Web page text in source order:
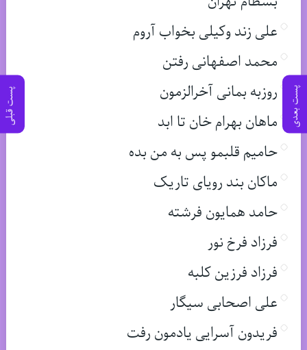
پست بعدی پست قبلی
علی زند وکیلی بخواب آروم
محمد اصفهانی رفتن
روزبه بمانی آخرالزمون
ماهان بهرام خان تا ابد
حامیم قلبمو پس به من بده
ماکان بند رویای تاریک
حامد همایون فرشته
فرزاد فرخ نور
فرزاد فرزین کلبه
علی اصحابی سیگار
فریدون آسرایی یادمون رفت